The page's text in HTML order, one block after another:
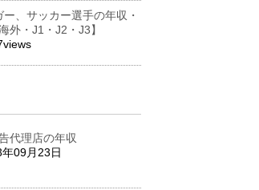
ー、サッカー選手の年収・
外・J1・J2・J3】
代理店の年収
09月23日